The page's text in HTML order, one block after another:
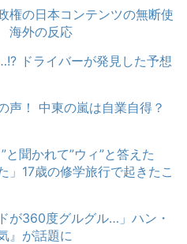
権の日本コンテンツの無断使
海外の反応
ドライバーが発見した予想
声！ 中東の嵐は自業自得？
聞かれて”ウィ”と答えた
」17歳の修学旅行で起きたこ
が360度グルグル…」ハン・
』が話題に